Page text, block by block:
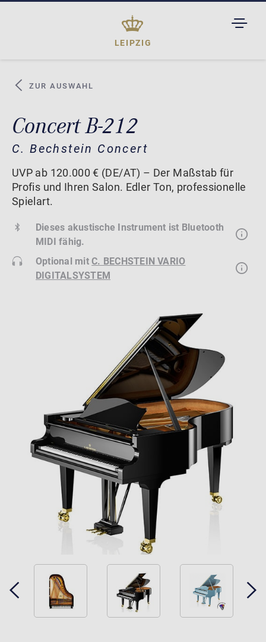
LEIPZIG
ZUR AUSWAHL
Concert B-212
C. Bechstein Concert
UVP ab 120.000 € (DE/AT) – Der Maßstab für
Profis und Ihren Salon. Edler Ton, professionelle
Spielart.
Dieses akustische Instrument ist Bluetooth
MIDI fähig.
Optional mitC. BECHSTEIN VARIO
DIGITALSYSTEM